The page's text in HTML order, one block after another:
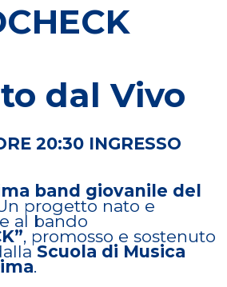
dal Vivo
20:30 INGRESSO
band giovanile del
progetto nato e
al bando
, promosso e sostenuto
Scuola di Musica
.